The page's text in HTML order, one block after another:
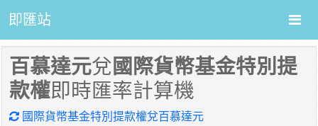
即匯站
百慕達元兌國際貨幣基金特別提
款權即時匯率計算機
國際貨幣基金特別提款權兌百慕達元